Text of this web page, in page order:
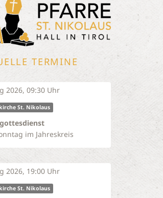
TERMINE
2026, 09:30 Uhr
St. Nikolaus
im Jahreskreis
2026, 19:00 Uhr
St. Nikolaus